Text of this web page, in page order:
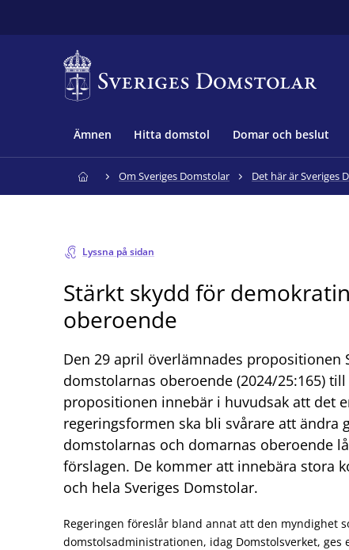
Ämnen Hitta domstol Domar och beslut
Om Sveriges Domstolar Det här är Sveriges
Lyssna på sidan
Stärkt skydd för
oberoende
Den 29 april överlämnades propositionen
domstolarnas oberoende (2024/25:165)
propositionen innebär i huvudsak att det
regeringsformen ska bli svårare att ändra
domstolarnas och domarnas oberoende
förslagen. De kommer att innebära stora
och hela Sveriges Domstolar.
Regeringen föreslår bland annat att den myndighet
domstolsadministrationen, idag Domstolsverket,